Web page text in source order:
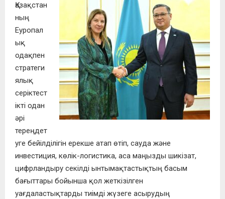
Қазақстан
ның
Еуропал
ық
одақпен
стратеги
ялық
серіктест
ікті одан
әрі
тереңдет
уге бейілділігін ерекше атап өтіп, сауда және
инвестиция, көлік-логистика, аса маңызды шикізат,
цифрландыру секілді ынтымақтастықтың басым
бағыттары бойынша қол жеткізілген
уағдаластықтарды тиімді жүзеге асырудың